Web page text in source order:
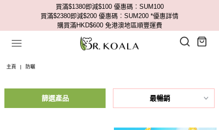
買滿$1380即減$100 優惠碼︰SUM100
買滿$2380即減$200 優惠碼︰SUM200 *優惠詳情
購買滿HKD$600 免港澳地區順豐運費
主頁 | 防曬
篩選產品